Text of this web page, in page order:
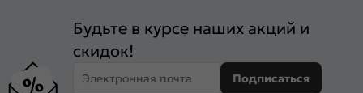
Будьте в курсе наших акций и
скидок!
Электронная почта Подписаться